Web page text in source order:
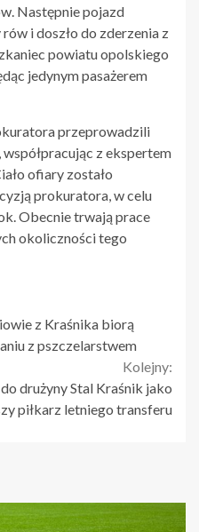
Następnie pojazd
i doszło do zderzenia z
powiatu opolskiego
jedynym pasażerem
przeprowadzili
z ekspertem
ofiary zostało
prokuratora, w celu
Obecnie trwają prace
okoliczności tego
z Kraśnika biorą
z pszczelarstwem
Kolejny:
drużyny Stal Kraśnik jako
piłkarz letniego transferu